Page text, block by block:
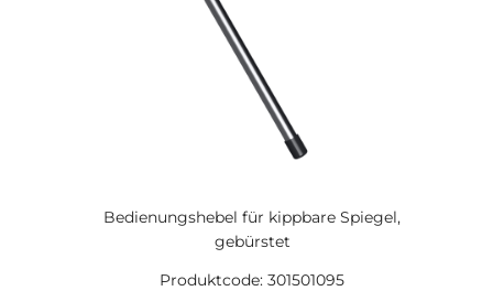
Bedienungshebel für kippbare Spiegel,
gebürstet
Produktcode: 301501095